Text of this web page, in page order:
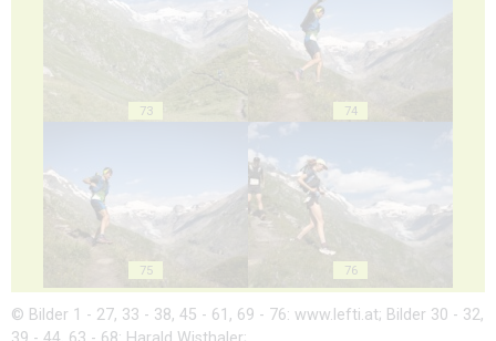
73 74
75 76
© Bilder 1 - 27, 33 - 38, 45 - 61, 69 - 76: www.lefti.at; Bilder 30 - 32,